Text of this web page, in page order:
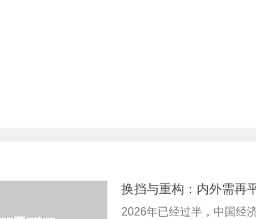
换挡与重构：内外需再
2026年已经过半，中国经